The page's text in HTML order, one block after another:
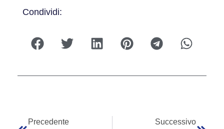
Condividi:
Precedente Successivo